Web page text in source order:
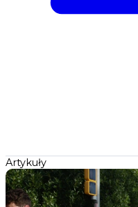
Artykuły